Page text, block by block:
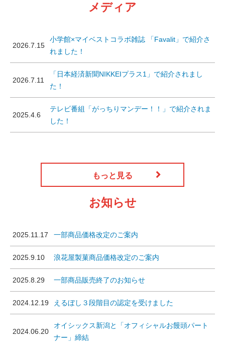
メディア
2026.7.15
小学館×マイベストコラボ雑誌 「Favalit」で紹介さ
れました！
2026.7.11
「日本経済新聞NIKKEIプラス1」で紹介されまし
た！
2025.4.6
テレビ番組「がっちりマンデー！！」で紹介されま
した！
もっと見る
お知らせ
2025.11.17 一部商品価格改定のご案内
2025.9.10 浪花屋製菓商品価格改定のご案内
2025.8.29 一部商品販売終了のお知らせ
2024.12.19 えるぼし３段階目の認定を受けました
2024.06.20
オイシックス新潟と「オフィシャルお饅頭パート
ナー」締結